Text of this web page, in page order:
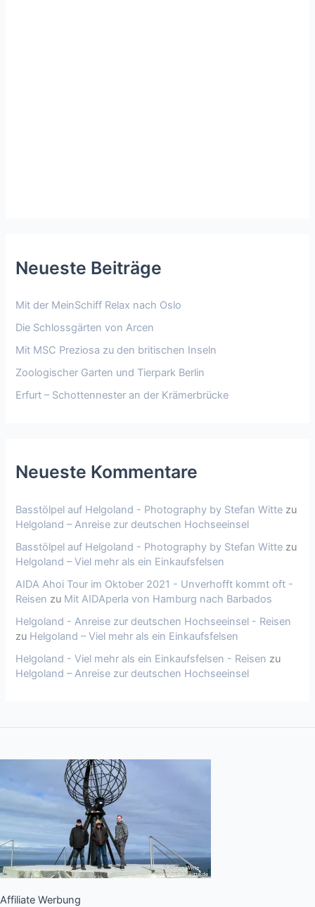
Neueste Beiträge
Mit der MeinSchiff Relax nach Oslo
Die Schlossgärten von Arcen
Mit MSC Preziosa zu den britischen Inseln
Zoologischer Garten und Tierpark Berlin
Erfurt – Schottennester an der Krämerbrücke
Neueste Kommentare
Basstölpel auf Helgoland - Photography by Stefan Witte zu
Helgoland – Anreise zur deutschen Hochseeinsel
Basstölpel auf Helgoland - Photography by Stefan Witte zu
Helgoland – Viel mehr als ein Einkaufsfelsen
AIDA Ahoi Tour im Oktober 2021 - Unverhofft kommt oft -
Reisen zu Mit AIDAperla von Hamburg nach Barbados
Helgoland - Anreise zur deutschen Hochseeinsel - Reisen
zu Helgoland – Viel mehr als ein Einkaufsfelsen
Helgoland - Viel mehr als ein Einkaufsfelsen - Reisen zu
Helgoland – Anreise zur deutschen Hochseeinsel
Affiliate Werbung